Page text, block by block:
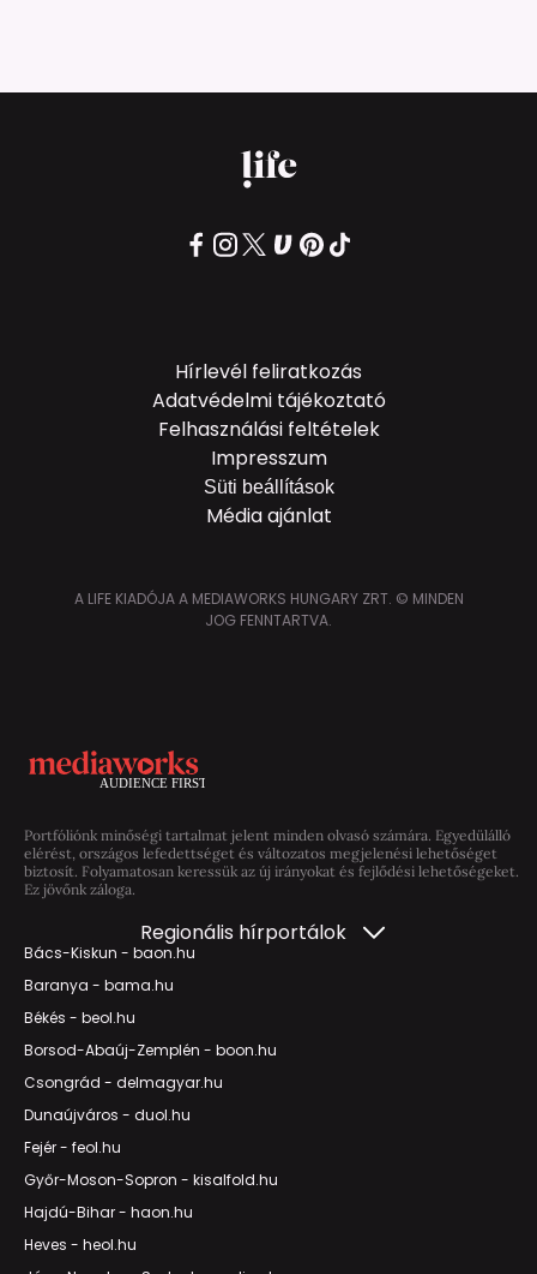
Hírlevél feliratkozás
Adatvédelmi tájékoztató
Felhasználási feltételek
Impresszum
Süti beállítások
Média ajánlat
A LIFE KIADÓJA A MEDIAWORKS HUNGARY ZRT. © MINDEN
JOG FENNTARTVA.
Portfóliónk minőségi tartalmat jelent minden olvasó számára. Egyedülálló
elérést, országos lefedettséget és változatos megjelenési lehetőséget
biztosít. Folyamatosan keressük az új irányokat és fejlődési lehetőségeket.
Ez jövőnk záloga.
Regionális hírportálok
Bács-Kiskun - baon.hu
Baranya - bama.hu
Békés - beol.hu
Borsod-Abaúj-Zemplén - boon.hu
Csongrád - delmagyar.hu
Dunaújváros - duol.hu
Fejér - feol.hu
Győr-Moson-Sopron - kisalfold.hu
Hajdú-Bihar - haon.hu
Heves - heol.hu